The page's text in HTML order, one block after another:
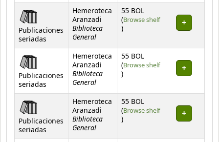
Publicaciones
seriadas
Hemeroteca
Aranzadi
Biblioteca
General
55 BOL
(Browse shelf
(Opens below)
)
Publicaciones
seriadas
Hemeroteca
Aranzadi
Biblioteca
General
55 BOL
(Browse shelf
(Opens below)
)
Publicaciones
seriadas
Hemeroteca
Aranzadi
Biblioteca
General
55 BOL
(Browse shelf
(Opens below)
)